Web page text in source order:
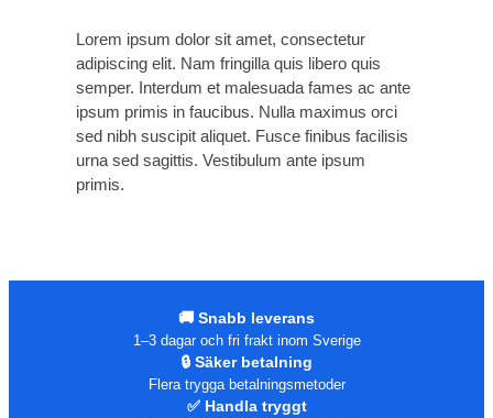
Lorem ipsum dolor sit amet, consectetur
adipiscing elit. Nam fringilla quis libero quis
semper. Interdum et malesuada fames ac ante
ipsum primis in faucibus. Nulla maximus orci
sed nibh suscipit aliquet. Fusce finibus facilisis
urna sed sagittis. Vestibulum ante ipsum
primis.
🚚 Snabb leverans
1–3 dagar och fri frakt inom Sverige
🔒 Säker betalning
Flera trygga betalningsmetoder
✅ Handla tryggt